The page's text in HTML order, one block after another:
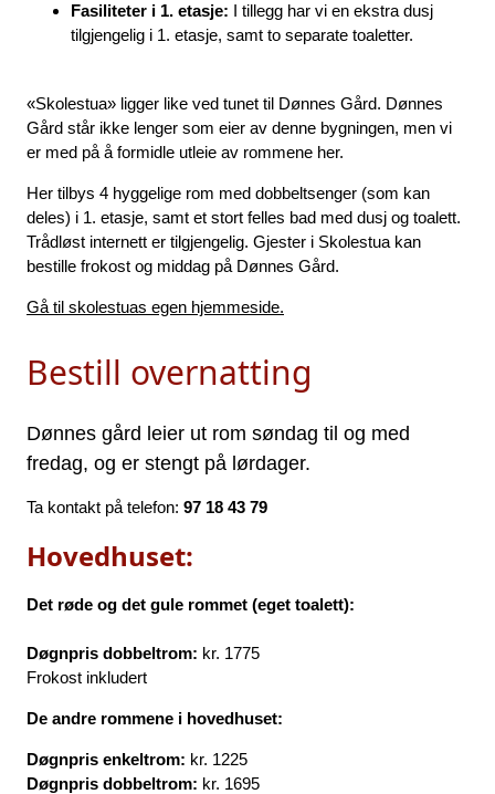
Fasiliteter i 1. etasje: I tillegg har vi en ekstra dusj
tilgjengelig i 1. etasje, samt to separate toaletter.
«Skolestua» ligger like ved tunet til Dønnes Gård. Dønnes
Gård står ikke lenger som eier av denne bygningen, men vi
er med på å formidle utleie av rommene her.
Her tilbys 4 hyggelige rom med dobbeltsenger (som kan
deles) i 1. etasje, samt et stort felles bad med dusj og toalett.
Trådløst internett er tilgjengelig. Gjester i Skolestua kan
bestille frokost og middag på Dønnes Gård.
Gå til skolestuas egen hjemmeside.
Bestill overnatting
Dønnes gård leier ut rom søndag til og med
fredag, og er stengt på lørdager.
Ta kontakt på telefon: 97 18 43 79
Hovedhuset:
Det røde og det gule rommet (eget toalett):
Døgnpris dobbeltrom: kr. 1775
Frokost inkludert
De andre rommene i hovedhuset:
Døgnpris enkeltrom: kr. 1225
Døgnpris dobbeltrom: kr. 1695